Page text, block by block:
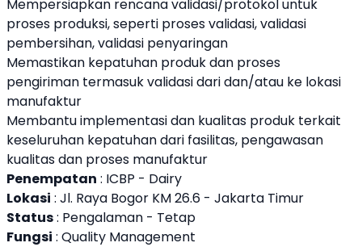
Mempersiapkan rencana validasi/protokol untuk
proses produksi, seperti proses validasi, validasi
pembersihan, validasi penyaringan
Memastikan kepatuhan produk dan proses
pengiriman termasuk validasi dari dan/atau ke lokasi
manufaktur
Membantu implementasi dan kualitas produk terkait
keseluruhan kepatuhan dari fasilitas, pengawasan
kualitas dan proses manufaktur
Penempatan : ICBP - Dairy
Lokasi : Jl. Raya Bogor KM 26.6 - Jakarta Timur
Status: Pengalaman - Tetap
Fungsi : Quality Management